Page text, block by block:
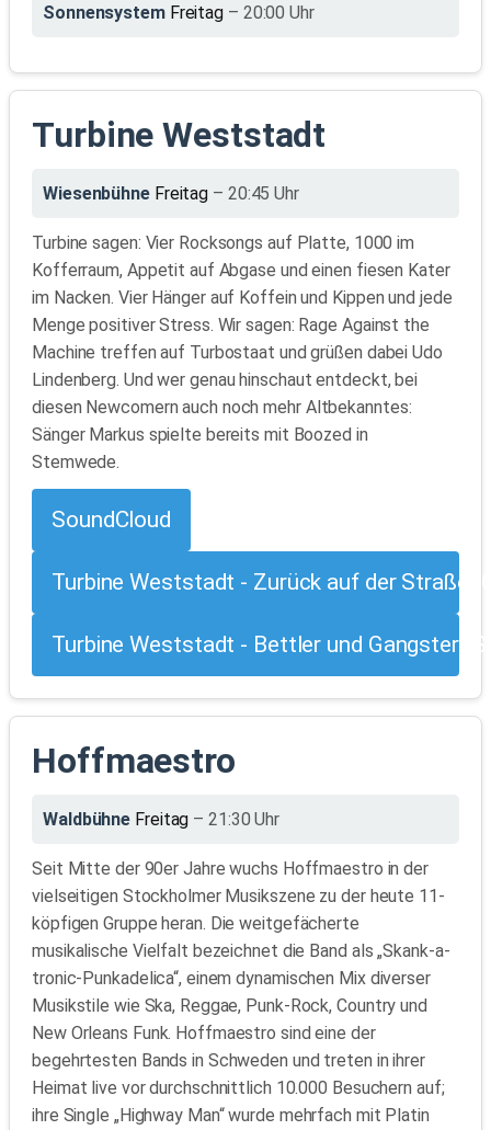
Sonnensystem Freitag – 20:00 Uhr
Turbine Weststadt
Wiesenbühne Freitag – 20:45 Uhr
Turbine sagen: Vier Rocksongs auf Platte, 1000 im
Kofferraum, Appetit auf Abgase und einen fiesen Kater
im Nacken. Vier Hänger auf Koffein und Kippen und jede
Menge positiver Stress. Wir sagen: Rage Against the
Machine treffen auf Turbostaat und grüßen dabei Udo
Lindenberg. Und wer genau hinschaut entdeckt, bei
diesen Newcomern auch noch mehr Altbekanntes:
Sänger Markus spielte bereits mit Boozed in
Stemwede.
SoundCloud
Turbine Weststadt - Zurück auf der Straße
Turbine Weststadt - Bettler und Gangster
Hoffmaestro
Waldbühne Freitag – 21:30 Uhr
Seit Mitte der 90er Jahre wuchs Hoffmaestro in der
vielseitigen Stockholmer Musikszene zu der heute 11-
köpfigen Gruppe heran. Die weitgefächerte
musikalische Vielfalt bezeichnet die Band als „Skank-a-
tronic-Punkadelica“, einem dynamischen Mix diverser
Musikstile wie Ska, Reggae, Punk-Rock, Country und
New Orleans Funk. Hoffmaestro sind eine der
begehrtesten Bands in Schweden und treten in ihrer
Heimat live vor durchschnittlich 10.000 Besuchern auf;
ihre Single „Highway Man“ wurde mehrfach mit Platin